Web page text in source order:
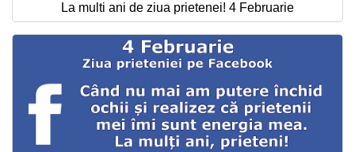
La multi ani de ziua prietenei! 4 Februarie